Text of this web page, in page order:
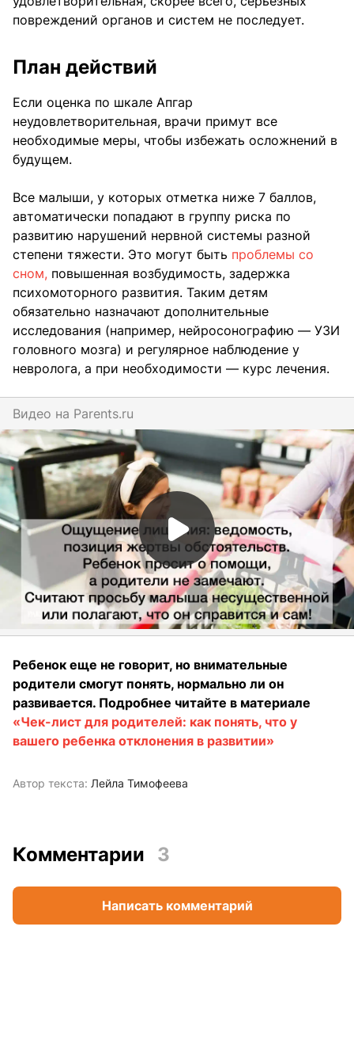
повреждений органов и систем не последует.
План действий
Если оценка по шкале Апгар
неудовлетворительная, врачи примут все
необходимые меры, чтобы избежать осложнений в
будущем.
Все малыши, у которых отметка ниже 7 баллов,
автоматически попадают в группу риска по
развитию нарушений нервной системы разной
степени тяжести. Это могут быть проблемы со
сном, повышенная возбудимость, задержка
психомоторного развития. Таким детям
обязательно назначают дополнительные
исследования (например, нейросонографию — УЗИ
головного мозга) и регулярное наблюдение у
невролога, а при необходимости — курс лечения.
Видео на parents.ru
Ребенок еще не говорит, но внимательные
родители смогут понять, нормально ли он
развивается. Подробнее читайте в материале
«Чек-лист для родителей: как понять, что у
вашего ребенка отклонения в развитии»
Автор текста: Лейла Тимофеева
Комментарии 3
Написать комментарий